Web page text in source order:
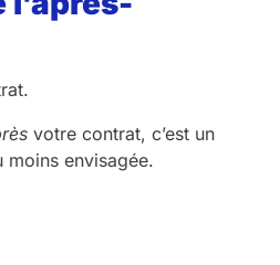
votre contrat, c’est un
moins envisagée.